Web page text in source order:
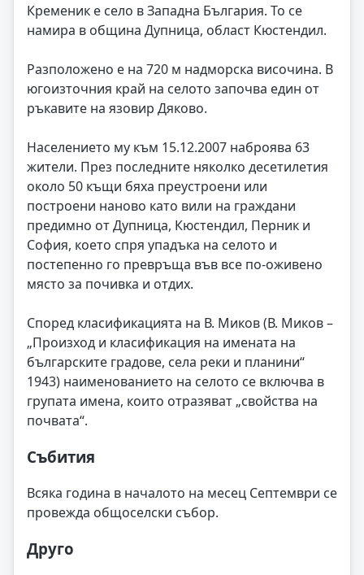
Кременик е село в Западна България. То се
намира в община Дупница, област Кюстендил.
Разположено е на 720 м надморска височина. В
югоизточния край на селото започва един от
ръкавите на язовир Дяково.
Населението му към 15.12.2007 наброява 63
жители. През последните няколко десетилетия
около 50 къщи бяха преустроени или
построени наново като вили на граждани
предимно от Дупница, Кюстендил, Перник и
София, което спря упадъка на селото и
постепенно го превръща във все по-оживено
място за почивка и отдих.
Според класификацията на В. Миков (В. Миков –
„Произход и класификация на имената на
българските градове, села реки и планини“
1943) наименованието на селото се включва в
групата имена, които отразяват „свойства на
почвата“.
Събития
Всяка година в началото на месец Септември се
провежда общоселски събор.
Друго